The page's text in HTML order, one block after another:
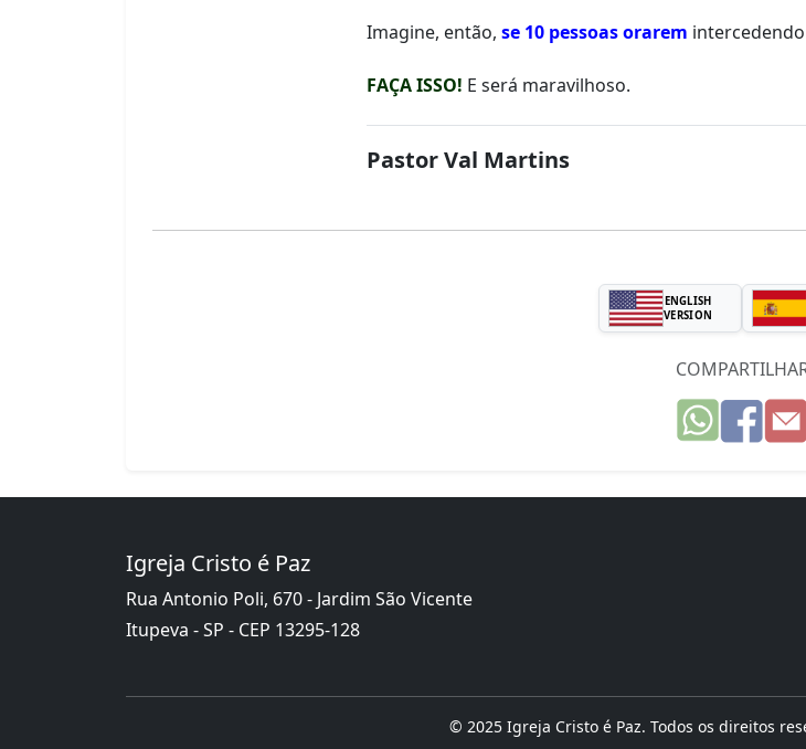
Imagine, então, se 10 pessoas orarem
FAÇA ISSO! E será maravilhoso.
Pastor Val Martins
ENGLISH
VERSION
Igreja Cristo é Paz
Rua Antonio Poli, 670 - Jardim São Vicente
Itupeva - SP - CEP 13295-128
© 2025 Igreja Cristo é Paz. Todos os direitos